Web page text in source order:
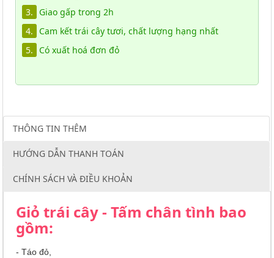
3.
Giao gấp trong 2h
4.
Cam kết trái cây tươi, chất lượng hạng nhất
5.
Có xuất hoá đơn đỏ
THÔNG TIN THÊM
HƯỚNG DẪN THANH TOÁN
CHÍNH SÁCH VÀ ĐIỀU KHOẢN
Giỏ trái cây - Tấm chân tình bao
gồm:
- Táo đỏ,